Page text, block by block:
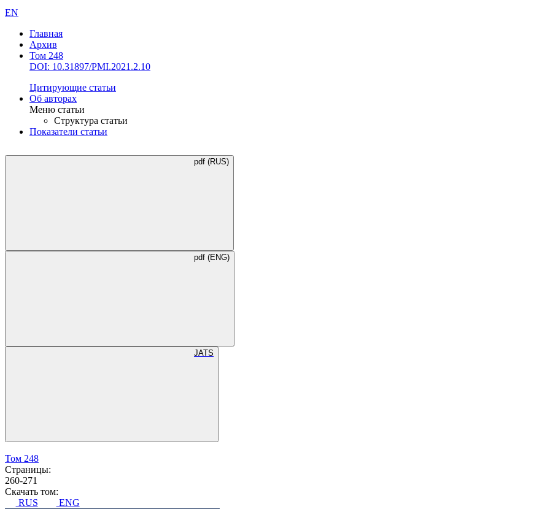
EN
Главная
Архив
Том 248
DOI: 10.31897/PMI.2021.2.10
Цитирующие статьи
Об авторах
Меню статьи
Структура статьи
Показатели статьи
pdf (RUS)
pdf (ENG)
JATS
Том 248
Страницы:
260-271
Скачать том:
RUS
ENG